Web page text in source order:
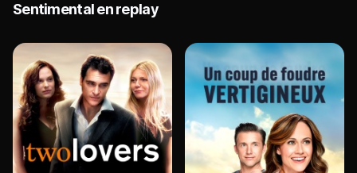
Sentimental en replay